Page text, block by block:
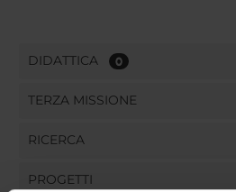
DIDATTICA 0
TERZA MISSIONE
RICERCA
PROGETTI